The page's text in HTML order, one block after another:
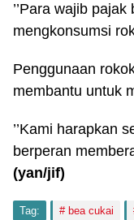
’’Para wajib
mengkonsumsi
Penggunaan
membantu untuk
’’Kami harapkan
berperan
(yan/jif)
Tag: bea cukai